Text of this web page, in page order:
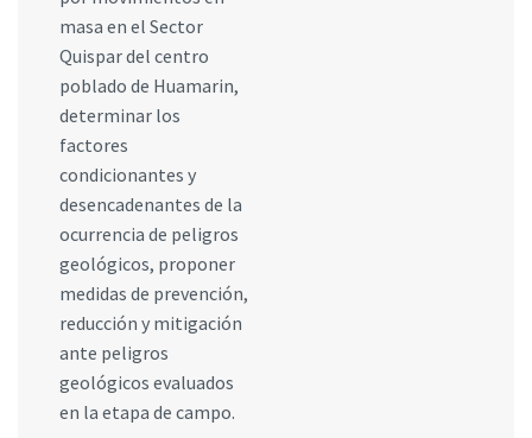
masa en el Sector
Quispar del centro
poblado de Huamarin,
determinar los
factores
condicionantes y
desencadenantes de la
ocurrencia de peligros
geológicos, proponer
medidas de prevención,
reducción y mitigación
ante peligros
geológicos evaluados
en la etapa de campo.